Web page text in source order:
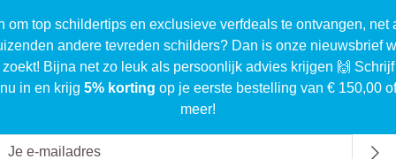
om top schildertips en exclusieve verfdeals te ontvangen, net
andere tevreden schilders? Dan is onze nieuwsbrief
Bijna net zo leuk als persoonlijk advies krijgen 🙌
nu in en krijg 5% korting op je eerste bestelling van € 150,00 of
meer!